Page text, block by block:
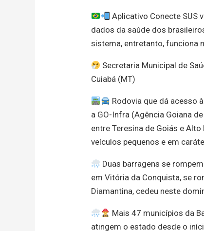
Aplicativo Conecte SUS
dados da saúde dos
sistema, entretanto, funciona
Secretaria Municipal de
Cuiabá (MT)
Rodovia que dá acesso
a GO-Infra (Agência Goiana
entre Teresina de Goiás e
veículos pequenos e em
Duas barragens se
em Vitória da Conquista, se
Diamantina, cedeu neste
Mais 47 municípios da
atingem o estado desde o